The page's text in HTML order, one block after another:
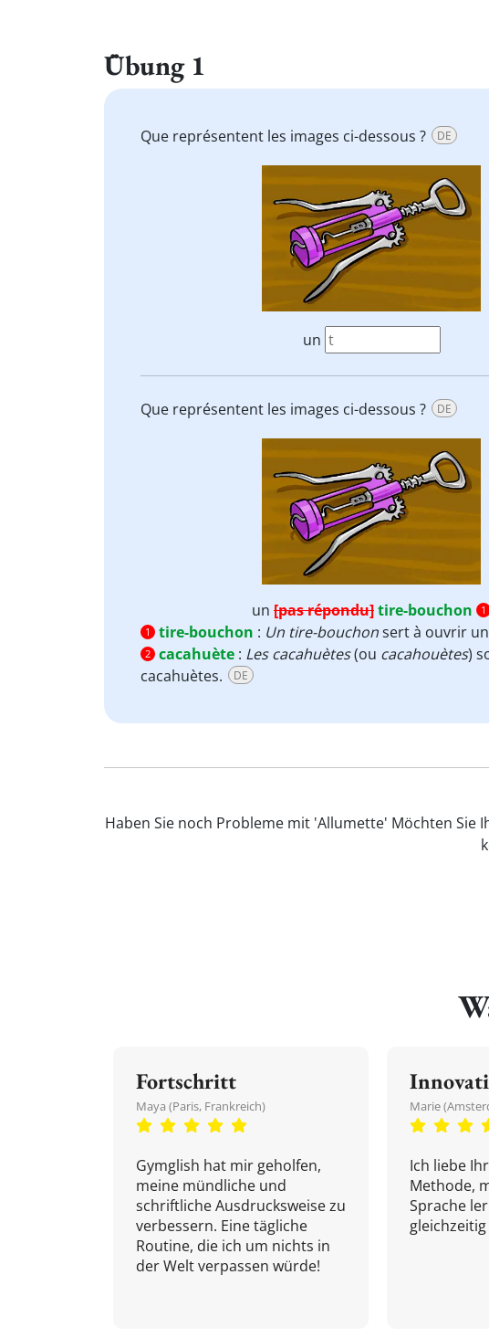
Übung 1
Que représentent les images ci-dessous ? DE
un
Que représentent les images ci-dessous ? DE
un [pas répondu]tire-bouchon 1
1
tire-bouchon : Un tire-bouchonsert à ouvrir
2 cacahuète : Les cacahuètes(ou cacahouètes)
cacahuètes.
DE
Haben Sie noch Probleme mit 'Allumette' Möchten Sie
Fortschritt
Maya (Paris, Frankreich)
Gymglish hat mir geholfen,
meine mündliche und
schriftliche Ausdrucksweise zu
verbessern. Eine tägliche
Routine, die ich um nichts in
der Welt verpassen würde!
Marie
Ich liebe
Methode,
Sprache